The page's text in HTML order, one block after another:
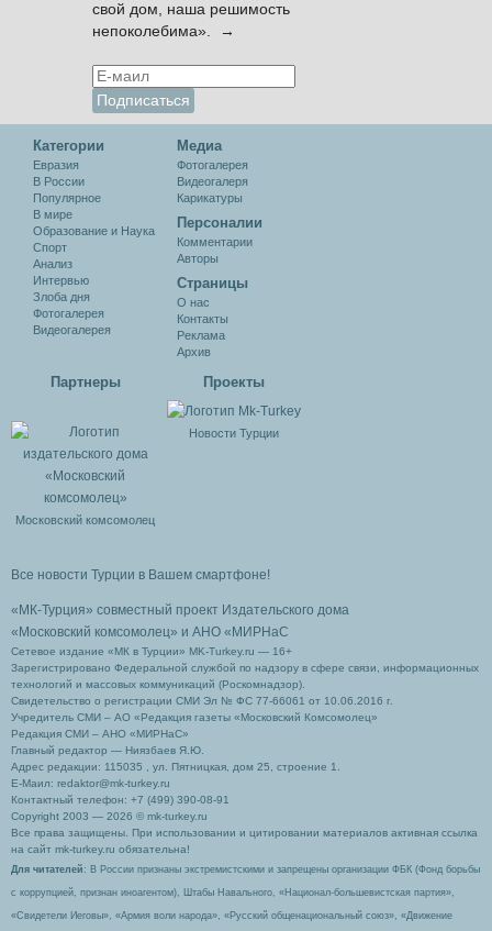
свой дом, наша решимость
непоколебима». →
Категории
Евразия
В России
Популярное
В мире
Образование и Наука
Спорт
Анализ
Интервью
Злоба дня
Фотогалерея
Видеогалерея
Медиа
Фотогалерея
Видеогалеря
Карикатуры
Персоналии
Комментарии
Авторы
Cтраницы
О нас
Контакты
Реклама
Архив
Партнеры
Московский комсомолец
Проекты
Новости Турции
Все новости Турции в Вашем смартфоне!
«МК-Турция» совместный проект Издательского дома
«Московский комсомолец» и АНО «МИРНаС
Сетевое издание «МК в Турции» MK-Turkey.ru — 16+
Зарегистрировано Федеральной службой по надзору в сфере связи, информационных
технологий и массовых коммуникаций (Роскомнадзор).
Свидетельство о регистрации СМИ Эл № ФС 77-66061 от 10.06.2016 г.
Учредитель СМИ – АО «Редакция газеты «Московский Комсомолец»
Редакция СМИ – АНО «МИРНаС»
Главный редактор — Ниязбаев Я.Ю.
Адрес редакции: 115035 , ул. Пятницкая, дом 25, строение 1.
Е-Маил: redaktor@mk-turkey.ru
Контактный телефон: +7 (499) 390-08-91
Copyright 2003 — 2026 © mk-turkey.ru
Все права защищены. При использовании и цитировании материалов активная ссылка
на сайт mk-turkey.ru обязательна!
Для читателей : В России признаны экстремистскими и запрещены организации ФБК (Фонд борьбы
с коррупцией, признан иноагентом), Штабы Навального, «Национал-большевистская партия»,
«Свидетели Иеговы», «Армия воли народа», «Русский общенациональный союз», «Движение